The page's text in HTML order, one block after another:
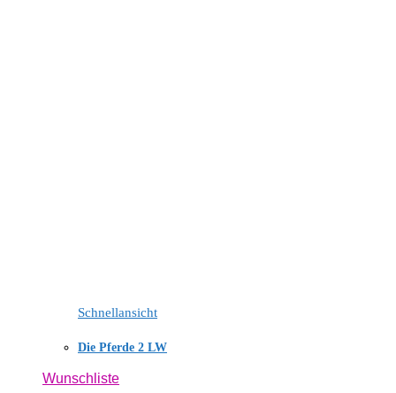
Schnellansicht
Die Pferde 2 LW
Wunschliste